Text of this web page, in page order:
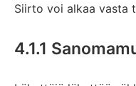
Siirto voi alkaa vasta
4.1.1